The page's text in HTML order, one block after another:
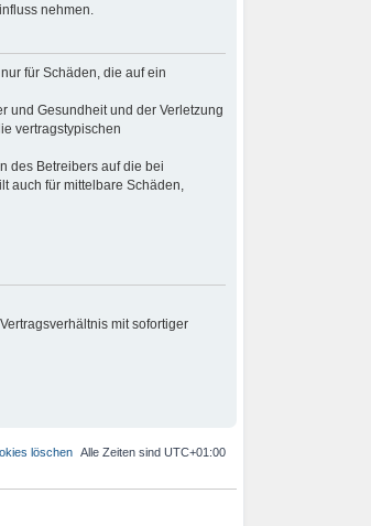
nehmen.
für Schäden, die auf ein
und Gesundheit und der Verletzung
vertragstypischen
des Betreibers auf die bei
auch für mittelbare Schäden,
mit sofortiger
Alle Zeiten sind UTC+01:00
löschen